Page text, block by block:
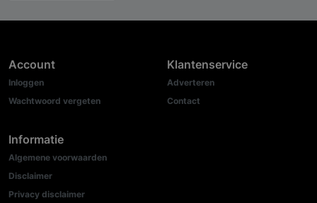
Account
Inloggen
Wachtwoord vergeten
Informatie
Algemene voorwaarden
Disclaimer
Privacy disclaimer
Klantenservice
Adverteren
Contact